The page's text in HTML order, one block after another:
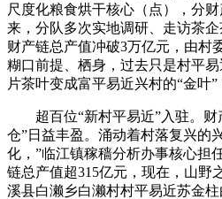
尺度化粮食烘干核心（点），分
来，分队多次实地调研、走访茶
财产链总产值冲破3万亿元，由村
糊口前提、栖身，过去只是村平
片茶叶变成富平易近兴村的“金叶”
超百位“新村平易近”入驻。财
仓”日益丰盈。涌动着村落复兴的
化，”临江镇稼穑分析办事核心担
链总产值超315亿元，现在，山野
溪县白濑乡白濑村村平易近苏金